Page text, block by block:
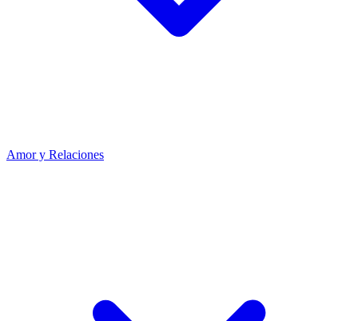
Amor y Relaciones